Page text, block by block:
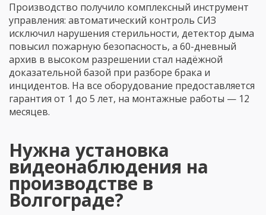
Производство получило комплексный инструмент
управления: автоматический контроль СИЗ
исключил нарушения стерильности, детектор дыма
повысил пожарную безопасность, а 60-дневный
архив в высоком разрешении стал надёжной
доказательной базой при разборе брака и
инцидентов. На все оборудование предоставляется
гарантия от 1 до 5 лет, на монтажные работы — 12
месяцев.
Нужна установка
видеонаблюдения на
производстве в
Волгограде?